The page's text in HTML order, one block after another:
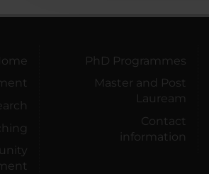
PhD Programmes
Master and Post
Lauream
Contact
information